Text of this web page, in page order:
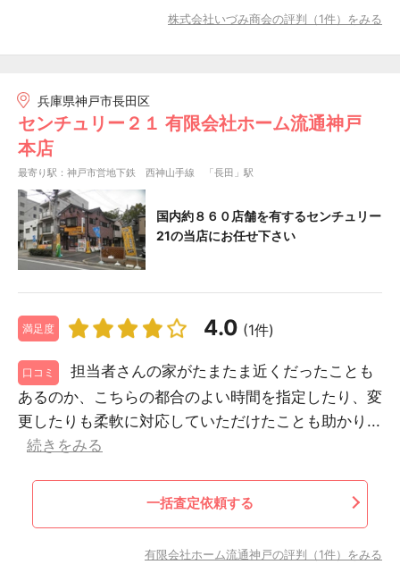
株式会社いづみ商会の評判（1件）をみる
兵庫県神戸市長田区
センチュリー２１ 有限会社ホーム流通神戸
本店
最寄り駅：神戸市営地下鉄 西神山手線 「長田」駅
国内約８６０店舗を有するセンチュリー
21の当店にお任せ下さい
満足度 4.0 (1件)
口コミ
担当者さんの家がたまたま近くだったことも
あるのか、こちらの都合のよい時間を指定したり、変
更したりも柔軟に対応していただけたことも助かり...
続きをみる
一括査定依頼する
有限会社ホーム流通神戸の評判（1件）をみる